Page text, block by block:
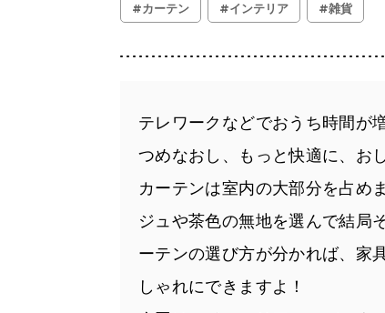
#カーテン #インテリア #雑貨
テレワークなどでおうち時間が
つめなおし、もっと快適に、お
カーテンは室内の大部分を占め
ジュや茶色の無地を選んで結局
ーテンの選び方が分かれば、家
しゃれにできますよ！